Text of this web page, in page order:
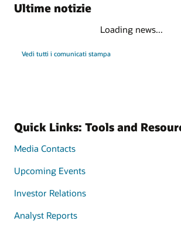
Ultime notizie
Loading news...
Vedi tutti i comunicati stampa
Quick Links: Tools and
Media Contacts
Upcoming Events
Investor Relations
Analyst Reports